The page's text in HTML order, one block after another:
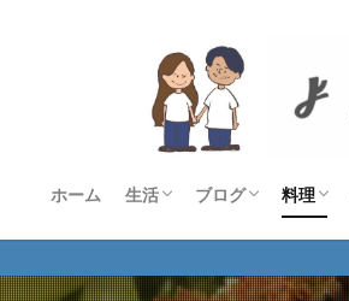
ホーム 生活
宅食サービス
グルメ
美容・健康
勉強・在宅ワーク
お悩み解決・お役立ち
商品レビュー・比較
ブログ
ASP
THE THOR
ブログ術
毎日投稿
経過報告
料理
レシピ
自炊記